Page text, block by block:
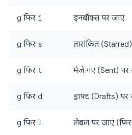
g फिर i इनबॉक्स पर जाएं
g फिर s तारांकित
g फिर t भेजे गए (Sent) पर
g फिर d ड्राफ्ट (Drafts) पर
g फिर l लेबल पर जाएं